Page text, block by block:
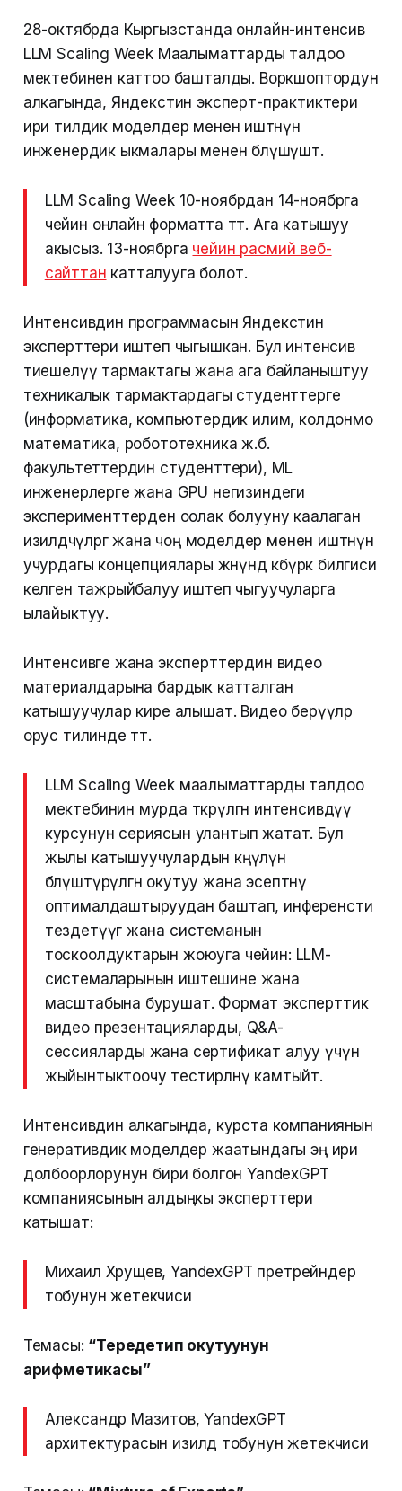
28-октябрда Кыргызстанда онлайн-интенсив
LLM Scaling Week Маалыматтарды талдоо
мектебинен каттоо башталды. Воркшоптордун
алкагында, Яндекстин эксперт-практиктери
ири тилдик моделдер менен иштөөнүн
инженердик ыкмалары менен бөлүшүшөт.
LLM Scaling Week 10-ноябрдан 14-ноябрга
чейин онлайн форматта өтөт. Ага катышуу
акысыз. 13-ноябрга чейин расмий веб-
сайттан катталууга болот.
Интенсивдин программасын Яндекстин
эксперттери иштеп чыгышкан. Бул интенсив
тиешелүү тармактагы жана ага байланыштуу
техникалык тармактардагы студенттерге
(информатика, компьютердик илим, колдонмо
математика, робототехника ж.б.
факультеттердин студенттери), ML
инженерлерге жана GPU негизиндеги
эксперименттерден оолак болууну каалаган
изилдөөчүлөргө жана чоң моделдер менен иштөөнүн
учурдагы концепциялары жөнүндө көбүрөөк билгиси
келген тажрыйбалуу иштеп чыгуучуларга
ылайыктуу.
Интенсивге жана эксперттердин видео
материалдарына бардык катталган
катышуучулар кире алышат. Видео берүүлөр
орус тилинде өтөт.
LLM Scaling Week маалыматтарды талдоо
мектебинин мурда өткөрүлгөн интенсивдүү
курсунун сериясын улантып жатат. Бул
жылы катышуучулардын көңүлүн
бөлүштүрүлгөн окутуу жана эсептөөнү
оптималдаштыруудан баштап, инференсти
тездетүүгө жана системанын
тоскоолдуктарын жоюуга чейин: LLM-
системаларынын иштешине жана
масштабына бурушат. Формат эксперттик
видео презентацияларды, Q&A-
сессияларды жана сертификат алуу үчүн
жыйынтыктоочу тестирлөөнү камтыйт.
Интенсивдин алкагында, курста компаниянын
генеративдик моделдер жаатындагы эң ири
долбоорлорунун бири болгон YandexGPT
компаниясынын алдыңкы эксперттери
катышат:
Михаил Хрущев, YandexGPT претрейндер
тобунун жетекчиси
Темасы: “Тереңдетип окутуунун
арифметикасы”
Александр Мазитов, YandexGPT
архитектурасын изилдөө тобунун жетекчиси